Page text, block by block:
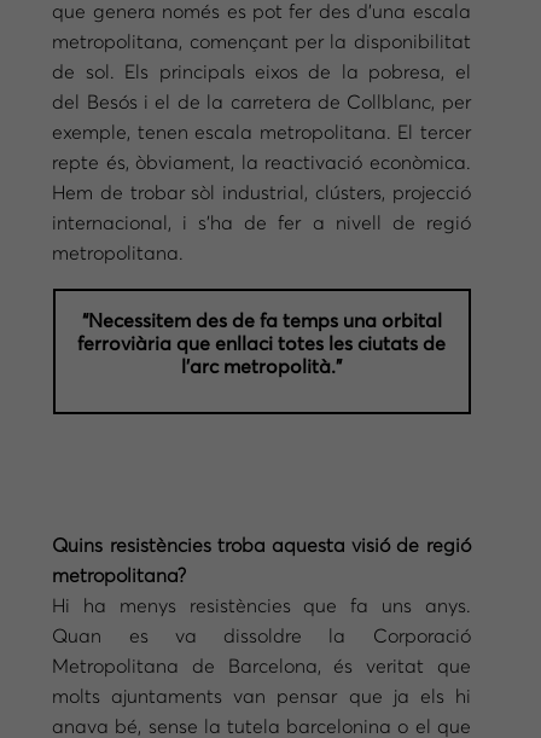
que genera només es pot fer des d’una escala
metropolitana, començant per la disponibilitat
de sol. Els principals eixos de la pobresa, el
del Besós i el de la carretera de Collblanc, per
exemple, tenen escala metropolitana. El tercer
repte és, òbviament, la reactivació econòmica.
Hem de trobar sòl industrial, clústers, projecció
internacional, i s’ha de fer a nivell de regió
metropolitana.
“Necessitem des de fa temps una orbital
ferroviària que enllaci totes les ciutats de
l’arc metropolità.”
Quins resistències troba aquesta visió de regió
metropolitana?
Hi ha menys resistències que fa uns anys.
Quan es va dissoldre la Corporació
Metropolitana de Barcelona, és veritat que
molts ajuntaments van pensar que ja els hi
anava bé, sense la tutela barcelonina o el que